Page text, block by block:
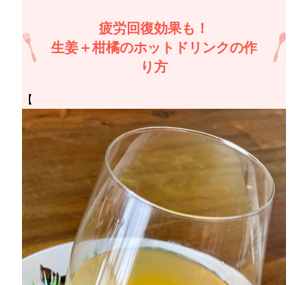
疲労回復効果も！
生姜＋柑橘のホットドリンクの作
り方
【